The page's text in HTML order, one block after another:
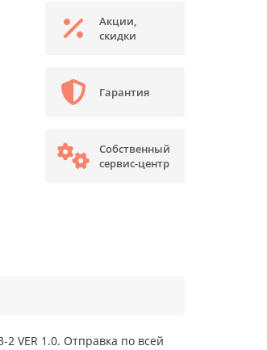
Акции,
скидки
Гарантия
Собственный
сервис-центр
2 VER 1.0. Отправка по всей